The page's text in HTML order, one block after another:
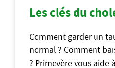
Les clés du
Comment garder un
normal ? Comment
? Primevère vous aide